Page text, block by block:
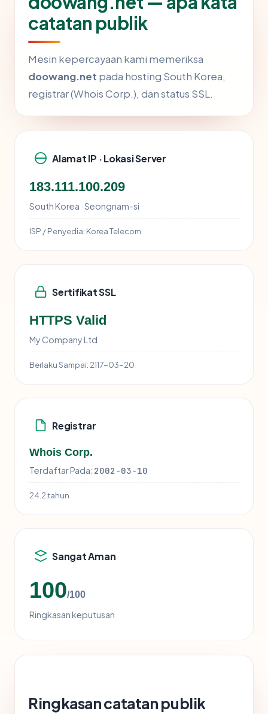
catatan publik
Mesin kepercayaan kami memeriksa
doowang.net pada hosting South Korea,
registrar (Whois Corp.), dan status SSL.
Alamat IP · Lokasi Server
183.111.100.209
South Korea · Seongnam-si
ISP / Penyedia: Korea Telecom
Sertifikat SSL
HTTPS Valid
My Company Ltd
Berlaku Sampai: 2117-03-20
Registrar
Whois Corp.
Terdaftar Pada: 2002-03-10
24.2 tahun
Sangat Aman
100/100
Ringkasan keputusan
Ringkasan catatan publik